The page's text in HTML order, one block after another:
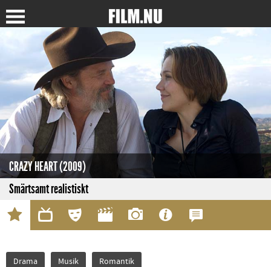
CRAZY HEART (2009)
Smärtsamt realistiskt
Drama Musik Romantik